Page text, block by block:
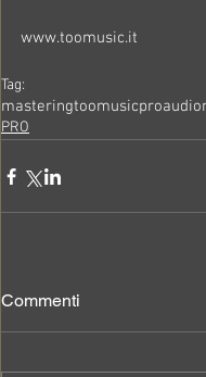
www.toomusic.it
Tag:
masteringtoomusicproaudio
PRO
Commenti